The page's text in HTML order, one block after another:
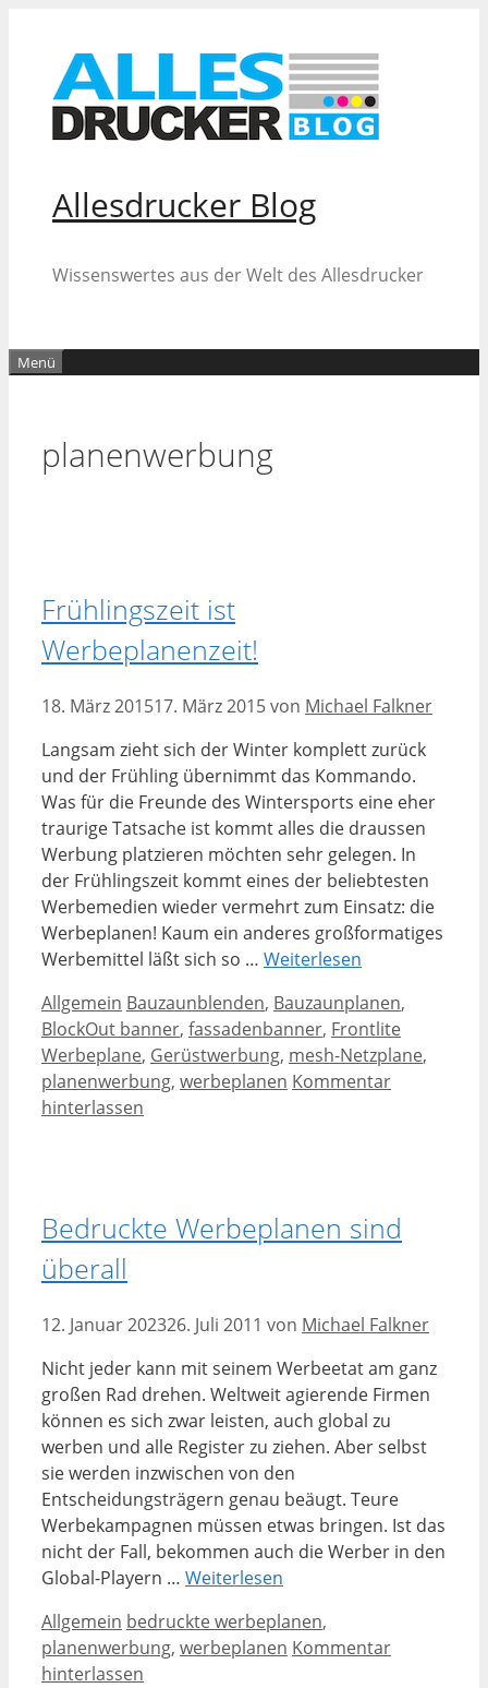
springen
Allesdrucker Blog
Wissenswertes aus der Welt des Allesdrucker
Menü
planenwerbung
Frühlingszeit ist
Werbeplanenzeit!
18. März 201517. März 2015von Michael Falkner
Langsam zieht sich der Winter komplett zurück
und der Frühling übernimmt das Kommando.
Was für die Freunde des Wintersports eine eher
traurige Tatsache ist kommt alles die draussen
Werbung platzieren möchten sehr gelegen. In
der Frühlingszeit kommt eines der beliebtesten
Werbemedien wieder vermehrt zum Einsatz: die
Werbeplanen! Kaum ein anderes großformatiges
Werbemittel läßt sich so … Weiterlesen
Kategorien
Allgemein Schlagwörter
Bauzaunblenden, Bauzaunplanen,
BlockOut banner, fassadenbanner, Frontlite
Werbeplane, Gerüstwerbung, mesh-Netzplane,
planenwerbung, werbeplanen Kommentar
hinterlassen
Bedruckte Werbeplanen sind
überall
12. Januar 202326. Juli 2011 von Michael Falkner
Nicht jeder kann mit seinem Werbeetat am ganz
großen Rad drehen. Weltweit agierende Firmen
können es sich zwar leisten, auch global zu
werben und alle Register zu ziehen. Aber selbst
sie werden inzwischen von den
Entscheidungsträgern genau beäugt. Teure
Werbekampagnen müssen etwas bringen. Ist das
nicht der Fall, bekommen auch die Werber in den
Global-Playern … Weiterlesen
Kategorien
Allgemein Schlagwörter
bedruckte werbeplanen,
planenwerbung, werbeplanen Kommentar
hinterlassen